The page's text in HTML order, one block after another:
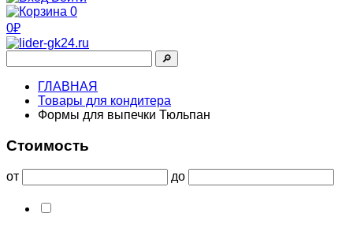
0
0₽
🔎︎
ГЛАВНАЯ
Товары для кондитера
Формы для выпечки Тюльпан
Стоимость
от до